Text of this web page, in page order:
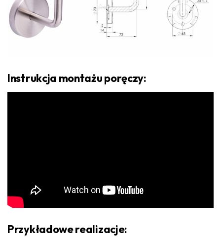
Instrukcja montażu poręczy:
Przykładowe realizacje: